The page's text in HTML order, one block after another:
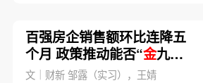
百强房企销售额环比连降五
个月 政策推动能否“金九银
十”再现？
文｜财新 邹露（实习），王婧